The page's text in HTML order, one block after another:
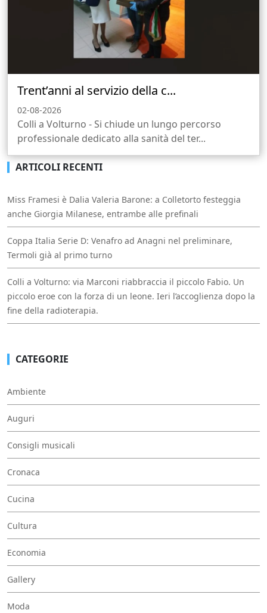
Trent’anni al servizio della c...
02-08-2026
Colli a Volturno - Si chiude un lungo percorso
professionale dedicato alla sanità del ter...
ARTICOLI RECENTI
Miss Framesi è Dalia Valeria Barone: a Colletorto festeggia
anche Giorgia Milanese, entrambe alle prefinali
Coppa Italia Serie D: Venafro ad Anagni nel preliminare,
Termoli già al primo turno
Colli a Volturno: via Marconi riabbraccia il piccolo Fabio. Un
piccolo eroe con la forza di un leone. Ieri l’accoglienza dopo la
fine della radioterapia.
CATEGORIE
Ambiente
Auguri
Consigli musicali
Cronaca
Cucina
Cultura
Economia
Gallery
Moda